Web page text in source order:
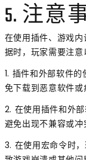
5. 注意
在使用插件、游戏
据时，玩家需要注意
1. 插件和外部软件
免下载到恶意软件或
2. 在使用插件和外
避免出现不兼容或冲
3. 在使用宏命令时